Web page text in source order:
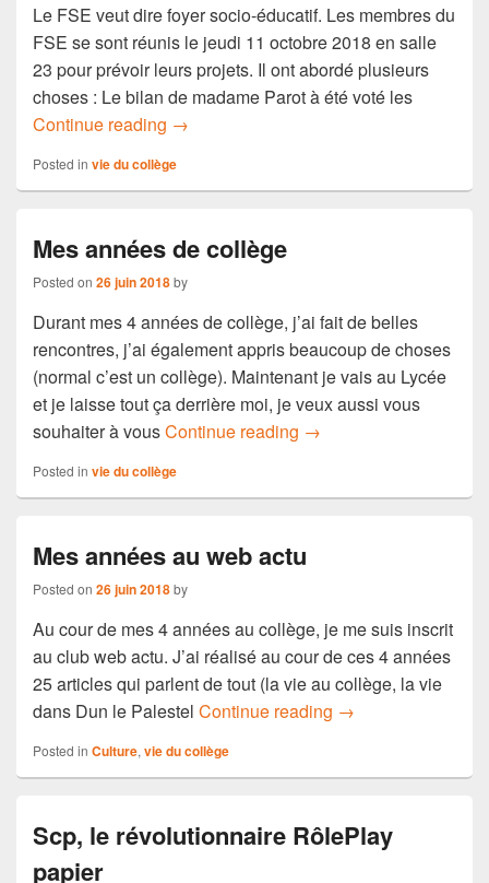
Le FSE veut dire foyer socio-éducatif. Les membres du
FSE se sont réunis le jeudi 11 octobre 2018 en salle
23 pour prévoir leurs projets. Il ont abordé plusieurs
choses : Le bilan de madame Parot à été voté les
Continue reading Le FSE : s’engager dans la vie du
→
Posted in vie du collège
Mes années de collège
Posted on 26 juin 2018by
Durant mes 4 années de collège, j’ai fait de belles
rencontres, j’ai également appris beaucoup de choses
(normal c’est un collège). Maintenant je vais au Lycée
et je laisse tout ça derrière moi, je veux aussi vous
souhaiter à vousContinue reading Mes années de collège
→
Posted in vie du collège
Mes années au web actu
Posted on 26 juin 2018by
Au cour de mes 4 années au collège, je me suis inscrit
au club web actu. J’ai réalisé au cour de ces 4 années
25 articles qui parlent de tout (la vie au collège, la vie
dans Dun le Palestel Continue reading Mes années au
→
Posted in Culture, vie du collège
Scp, le révolutionnaire RôlePlay
papier